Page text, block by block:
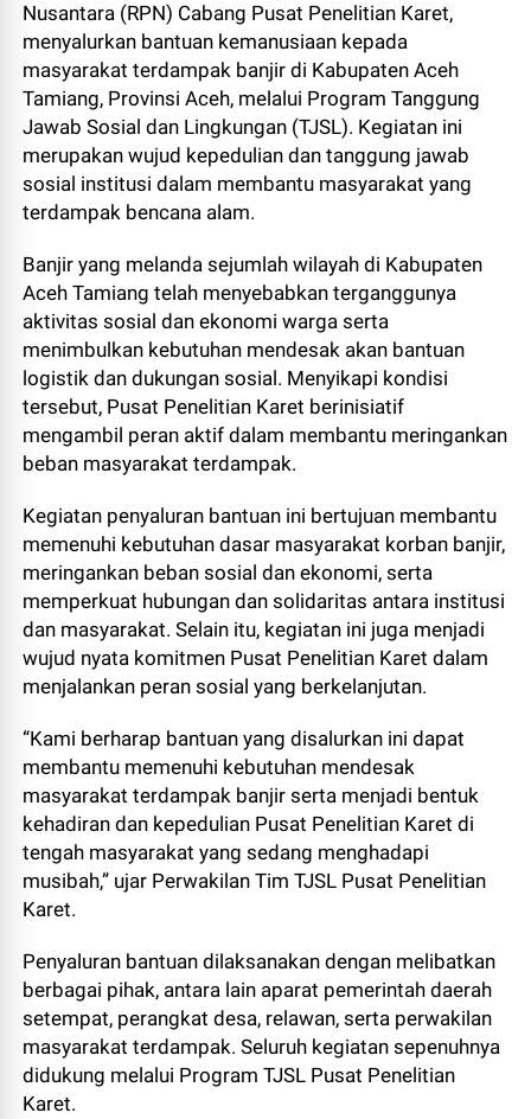
Nusantara (RPN) Cabang Pusat Penelitian Karet,
menyalurkan bantuan kemanusiaan kepada
masyarakat terdampak banjir di Kabupaten Aceh
Tamiang, Provinsi Aceh, melalui Program Tanggung
Jawab Sosial dan Lingkungan (TJSL). Kegiatan ini
merupakan wujud kepedulian dan tanggung jawab
sosial institusi dalam membantu masyarakat yang
terdampak bencana alam.
Banjir yang melanda sejumlah wilayah di Kabupaten
Aceh Tamiang telah menyebabkan terganggunya
aktivitas sosial dan ekonomi warga serta
menimbulkan kebutuhan mendesak akan bantuan
logistik dan dukungan sosial. Menyikapi kondisi
tersebut, Pusat Penelitian Karet berinisiatif
mengambil peran aktif dalam membantu meringankan
beban masyarakat terdampak.
Kegiatan penyaluran bantuan ini bertujuan membantu
memenuhi kebutuhan dasar masyarakat korban banjir,
meringankan beban sosial dan ekonomi, serta
memperkuat hubungan dan solidaritas antara institusi
dan masyarakat. Selain itu, kegiatan ini juga menjadi
wujud nyata komitmen Pusat Penelitian Karet dalam
menjalankan peran sosial yang berkelanjutan.
“Kami berharap bantuan yang disalurkan ini dapat
membantu memenuhi kebutuhan mendesak
masyarakat terdampak banjir serta menjadi bentuk
kehadiran dan kepedulian Pusat Penelitian Karet di
tengah masyarakat yang sedang menghadapi
musibah,” ujar Perwakilan Tim TJSL Pusat Penelitian
Karet.
Penyaluran bantuan dilaksanakan dengan melibatkan
berbagai pihak, antara lain aparat pemerintah daerah
setempat, perangkat desa, relawan, serta perwakilan
masyarakat terdampak. Seluruh kegiatan sepenuhnya
didukung melalui Program TJSL Pusat Penelitian
Karet.